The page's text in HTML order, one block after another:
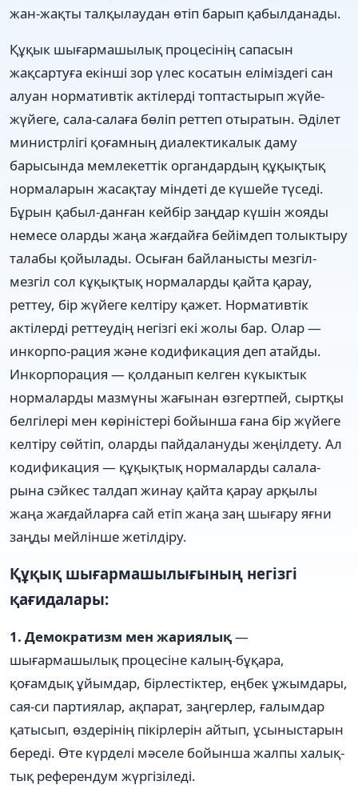
жан-жақты талқылаудан өтiп барып қабылданады.
Құқык шығармашылық процесiнiң сапасын
жақсартуға екiншi зор үлес косатын елiмiздегi сан
алуан нормативтiк актiлердi топтастырып жүйе-
жүйеге, сала-салаға бөлiп реттеп отыратын. Әділет
министрлігі қоғамның диалектикалык даму
барысында мемлекеттiк органдардың құқықтық
нормаларын жасақтау мiндетi де күшейе түседi.
Бұрын қабыл-данған кейбiр заңдар күшiн жояды
немесе оларды жаңа жағдайға бейiмдеп толыктыру
талабы қойылады. Осыған байланысты мезгiл-
мезгіл сол кұқықтық нормаларды қайта қарау,
реттеу, бiр жүйеге келтiру қажет. Нормативтiк
актiлердi реттеудiң негiзгi екi жолы бар. Олар —
инкорпо-рация және кодификация деп атайды.
Инкорпорация — қолданып келген күкыктык
нормаларды мазмүны жағынан өзгертпей, сыртқы
белгiлерi мен көрiнiстерi бойынша ғана бiр жүйеге
келтiру сөйтiп, оларды пайдалануды жеңiлдету. Ал
кодификация — құқықтық нормаларды салала-
рына сэйкес талдап жинау қайта қарау арқылы
жаңа жағдайларға сай етiп жаңа заң шығару яғни
заңды мейлiнше жетiлдiру.
Құқық шығармашылығының негізгі
қағидалары:
1. Демократизм мен жариялық—
шығармашылық процесiне калың-бұқара,
қоғамдық ұйымдар, бiрлестiктер, еңбек ұжымдары,
сая-си партиялар, ақпарат, заңгерлер, ғалымдар
қатысып, өздерiнiң пiкiрлерiн айтып, ұсыныстарын
бередi. Өте күрделi мәселе бойынша жалпы халық-
тық референдум жүргiзiледi.